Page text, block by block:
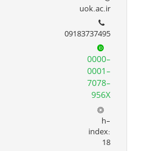
uok.ac.ir
09183737495
0000-
0001-
7078-
956X
h-
index:
18